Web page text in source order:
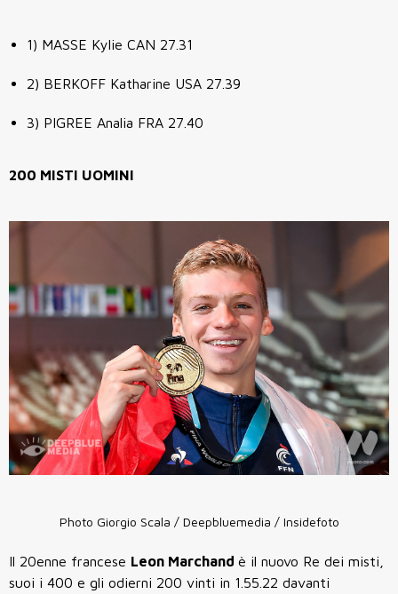
1) MASSE Kylie CAN 27.31
2) BERKOFF Katharine USA 27.39
3) PIGREE Analia FRA 27.40
200 MISTI UOMINI
Photo Giorgio Scala / Deepbluemedia / Insidefoto
Il 20enne francese Leon Marchand è il nuovo Re dei misti,
suoi i 400 e gli odierni 200 vinti in 1.55.22 davanti